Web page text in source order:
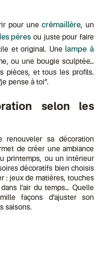
pour unecrémaillère, un
pères ou juste pour faire
et original. Unelampe à
ou une bougie sculptée…
pièces, et tous les profils.
pense à toi”.
selon les
renouveler sa décoration
de créer une ambiance
printemps, ou un intérieur
décoratifs bien choisis
: jeux de matières, touches
l’air du temps… Quelle
façons d’ajuster son
saisons.